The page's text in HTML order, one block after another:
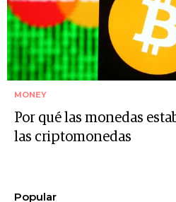
MONEY
Por qué las monedas
las criptomonedas
Popular